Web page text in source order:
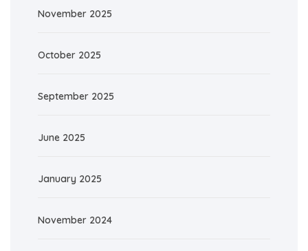
November 2025
October 2025
September 2025
June 2025
January 2025
November 2024